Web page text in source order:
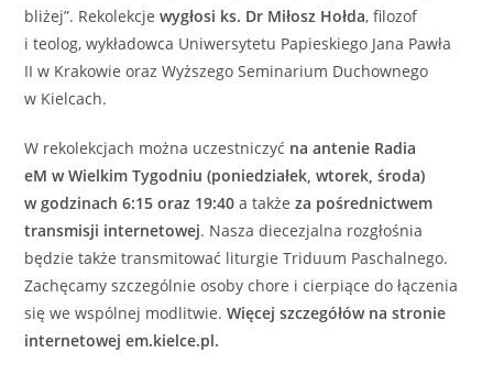
bliżej”. Rekolekcjewygłosi ks. Dr Miłosz Hołda, filozof
i teolog, wykładowca Uniwersytetu Papieskiego Jana Pawła
II w Krakowie oraz Wyższego Seminarium Duchownego
w Kielcach.
W rekolekcjach można uczestniczyć na antenie Radia
eM w Wielkim Tygodniu (poniedziałek, wtorek, środa)
w godzinach 6:15 oraz 19:40 a takżeza pośrednictwem
transmisji internetowej. Nasza diecezjalna rozgłośnia
będzie także transmitować liturgie Triduum Paschalnego.
Zachęcamy szczególnie osoby chore i cierpiące do łączenia
się we wspólnej modlitwie.Więcej szczegółów na stronie
internetowej em.kielce.pl.